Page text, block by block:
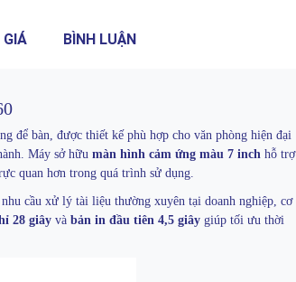
BÌNH LUẬN
để bàn, được thiết kế phù hợp cho văn phòng hiện đại
Máy sở hữu màn hình cảm ứng màu 7 inch hỗ trợ
quan hơn trong quá trình sử dụng.
cầu xử lý tài liệu thường xuyên tại doanh nghiệp, cơ
28 giây và bản in đầu tiên 4,5 giây giúp tối ưu thời